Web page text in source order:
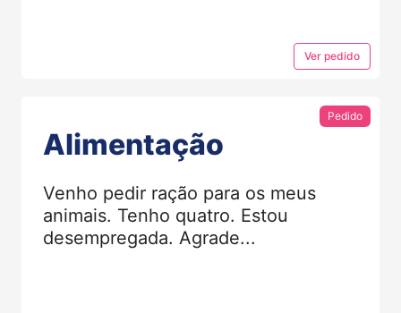
Ver pedido
Pedido
Alimentação
Venho pedir ração para os meus
animais. Tenho quatro. Estou
desempregada. Agrade...